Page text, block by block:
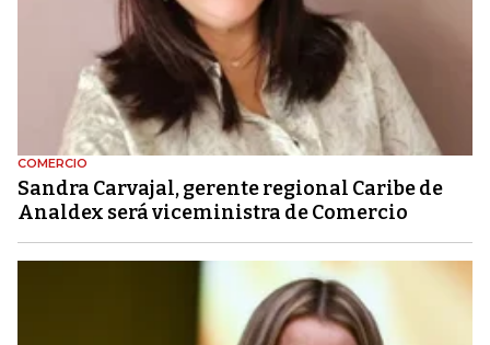
COMERCIO
Sandra Carvajal, gerente regional Caribe de
Analdex será viceministra de Comercio